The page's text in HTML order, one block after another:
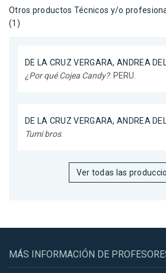
Otros productos Técnicos y/o
(1)
DE LA CRUZ VERGARA, ANDREA
¿Por qué Cojea Candy?. PERU.
DE LA CRUZ VERGARA, ANDREA
Tumi bros.
Ver todas las
MÁS INFORMACIÓN DE